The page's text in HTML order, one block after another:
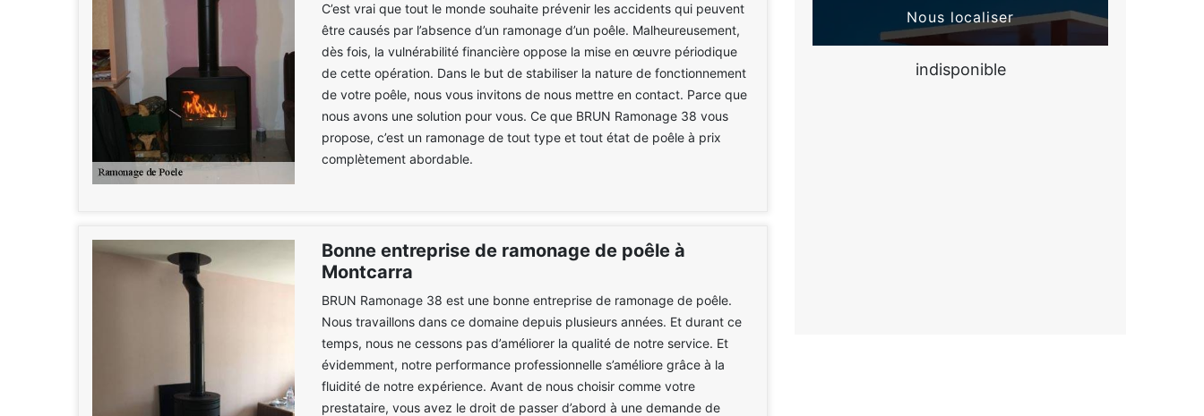
C’est vrai que tout le monde souhaite prévenir les accidents qui peuvent
être causés par l’absence d’un ramonage d’un poêle. Malheureusement,
dès fois, la vulnérabilité financière oppose la mise en œuvre périodique
de cette opération. Dans le but de stabiliser la nature de fonctionnement
de votre poêle, nous vous invitons de nous mettre en contact. Parce que
nous avons une solution pour vous. Ce que BRUN Ramonage 38 vous
propose, c’est un ramonage de tout type et tout état de poêle à prix
complètement abordable.
Bonne entreprise de ramonage de poêle à
Montcarra
BRUN Ramonage 38 est une bonne entreprise de ramonage de poêle.
Nous travaillons dans ce domaine depuis plusieurs années. Et durant ce
temps, nous ne cessons pas d’améliorer la qualité de notre service. Et
évidemment, notre performance professionnelle s’améliore grâce à la
fluidité de notre expérience. Avant de nous choisir comme votre
prestataire, vous avez le droit de passer d’abord à une demande de
Nous localiser
indisponible